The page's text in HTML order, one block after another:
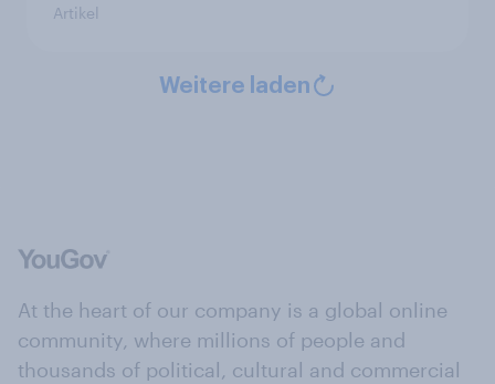
Artikel
Weitere laden
At the heart of our company is a global online
community, where millions of people and
thousands of political, cultural and commercial